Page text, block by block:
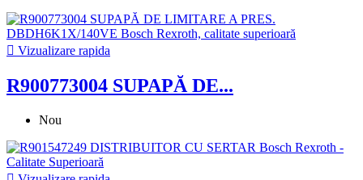
 Vizualizare rapida
R900773004 SUPAPĂ DE...
Nou